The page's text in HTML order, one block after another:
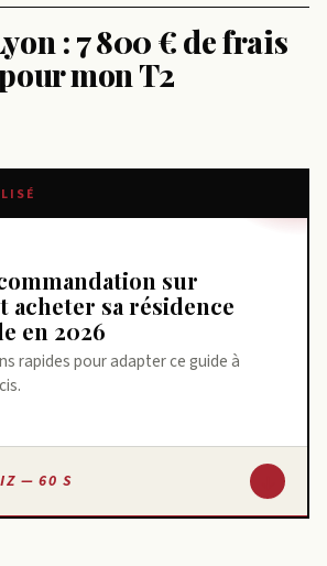
: 7 800 € de frais
mon T2
acheter sa résidence
en 2026
rapides pour adapter ce guide à
— 60 S